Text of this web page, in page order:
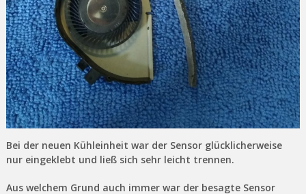
Bei der neuen Kühleinheit war der Sensor glücklicherweise
nur eingeklebt und ließ sich sehr leicht trennen.
Aus welchem Grund auch immer war der besagte Sensor